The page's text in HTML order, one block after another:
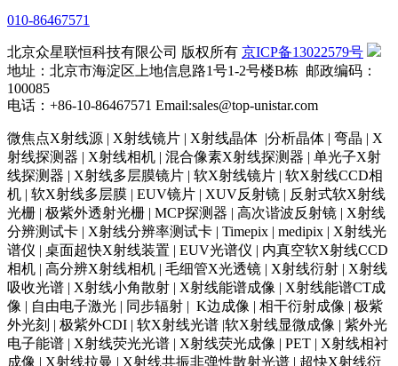
010-86467571
北京众星联恒科技有限公司 版权所有 京ICP备13022579号
地址：北京市海淀区上地信息路1号1-2号楼B栋 邮政编码：
100085
电话：+86-10-86467571 Email:sales@top-unistar.com
微焦点X射线源 | X射线镜片 | X射线晶体 |分析晶体 | 弯晶 | X
射线探测器 | X射线相机 | 混合像素X射线探测器 | 单光子X射
线探测器 | X射线多层膜镜片 | 软X射线镜片 | 软X射线CCD相
机 | 软X射线多层膜 | EUV镜片 | XUV反射镜 | 反射式软X射线
光栅 | 极紫外透射光栅 | MCP探测器 | 高次谐波反射镜 | X射线
分辨测试卡 | X射线分辨率测试卡 | Timepix | medipix | X射线光
谱仪 | 桌面超快X射线装置 | EUV光谱仪 | 内真空软X射线CCD
相机 | 高分辨X射线相机 | 毛细管X光透镜 | X射线衍射 | X射线
吸收光谱 | X射线小角散射 | X射线能谱成像 | X射线能谱CT成
像 | 自由电子激光 | 同步辐射 | K边成像 | 相干衍射成像 | 极紫
外光刻 | 极紫外CDI | 软X射线光谱 |软X射线显微成像 | 紫外光
电子能谱 | X射线荧光光谱 | X射线荧光成像 | PET | X射线相衬
成像 | X射线拉曼 | X射线共振非弹性散射光谱 | 超快X射线衍